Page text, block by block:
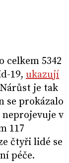
celkem 5342
19, ukazují
je tak
se prokázalo
neprojevuje v
117
čtyři lidé se
péče.